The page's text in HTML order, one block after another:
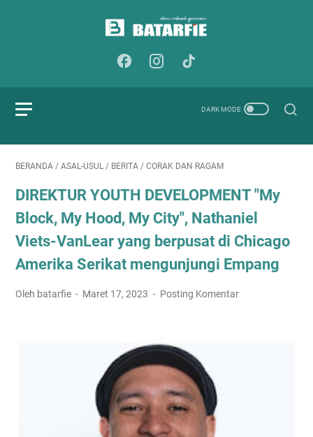
BERANDA / ASAL-USUL / BERITA / CORAK DAN RAGAM
DIREKTUR YOUTH DEVELOPMENT "My
Block, My Hood, My City", Nathaniel
Viets-VanLear yang berpusat di Chicago
Amerika Serikat mengunjungi Empang
Oleh batarfie Maret 17, 2023 Posting Komentar